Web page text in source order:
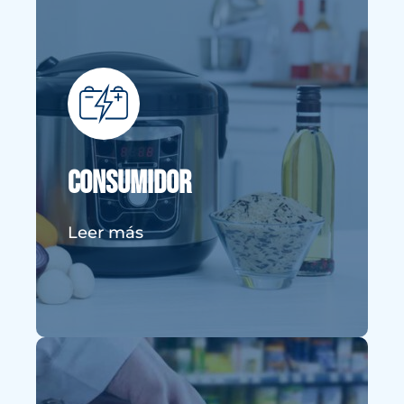
Consumidor
Leer más
Consumidor
Cuando las empresas no cumplen
con las leyes de protección al
consumidor, tienes el derecho de
hacer que la empresa sea
responsable.
Theft